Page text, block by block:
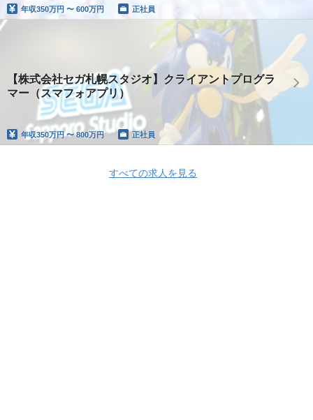
年収350万円 〜 600万円 正社員
【株式会社セガ札幌スタジオ】クライアントプログラ
マー（スマフォアプリ）
年収350万円 〜 800万円 正社員
すべての求人を見る